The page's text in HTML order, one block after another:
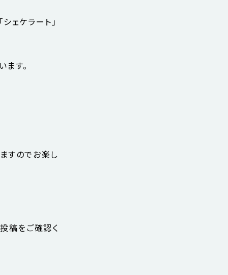
ェケラート」
す。
すのでお楽し
稿をご確認く